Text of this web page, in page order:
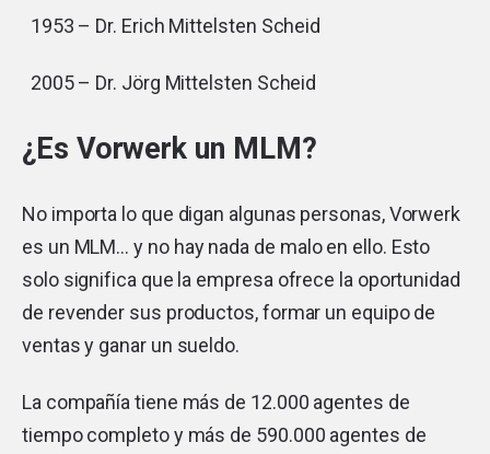
1953 – Dr. Erich Mittelsten Scheid
2005 – Dr. Jörg Mittelsten Scheid
¿Es Vorwerk un MLM?
No importa lo que digan algunas personas, Vorwerk
es un MLM… y no hay nada de malo en ello. Esto
solo significa que la empresa ofrece la oportunidad
de revender sus productos, formar un equipo de
ventas y ganar un sueldo.
La compañía tiene más de 12.000 agentes de
tiempo completo y más de 590.000 agentes de